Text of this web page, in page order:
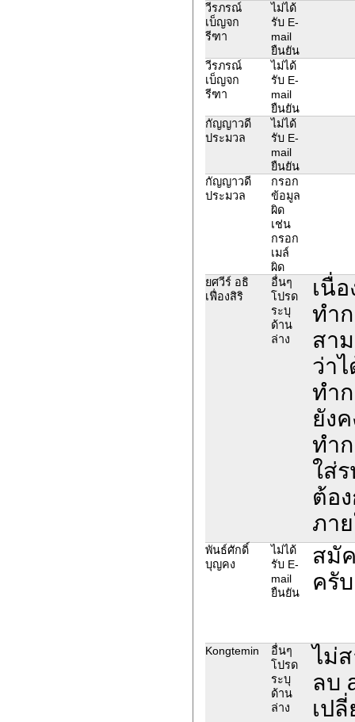
วีรภรณ์
เบ็ญจก
รีฑา
ไม่ได้
รับ E-
mail
ยืนยัน
วีรภรณ์
เบ็ญจก
รีฑา
ไม่ได้
รับ E-
mail
ยืนยัน
กัญญาวดี
ประมวล
ไม่ได้
รับ E-
mail
ยืนยัน
กัญญาวดี
ประมวล
กรอก
ข้อมูล
ผิด
เช่น
กรอก
เมล์
ผิด
ยศวีร์ อธิ
เฟื่องสิริ
อื่นๆ
โปรด
ระบุ
ด้าน
ล่าง
เนื่
ทำ
สา
ว่า
ทำ
ยัง
ทำ
ใส่
ต้อ
ภา
พันธ์ศักดิ์
บุญคง
ไม่ได้
รับ E-
mail
ยืนยัน
สมั
ครั
Kongtemin
อื่นๆ
โปรด
ระบุ
ด้าน
ล่าง
ไม่
ลบ
เป